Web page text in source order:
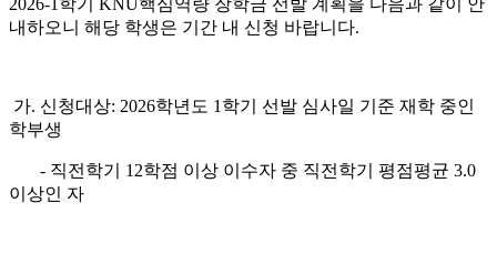
내하오니 해당 학생은 기간 내 신청 바랍니다.
가. 신청대상: 2026학년도 1학기 선발 심사일 기준 재학 중인
학부생
- 직전학기 12학점 이상 이수자 중 직전학기 평점평균 3.0
이상인 자